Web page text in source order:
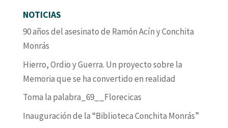
NOTICIAS
90 años del asesinato de Ramón Acín y Conchita
Monrás
Hierro, Ordio y Guerra. Un proyecto sobre la
Memoria que se ha convertido en realidad
Toma la palabra_69__Florecicas
Inauguración de la “Biblioteca Conchita Monrás”